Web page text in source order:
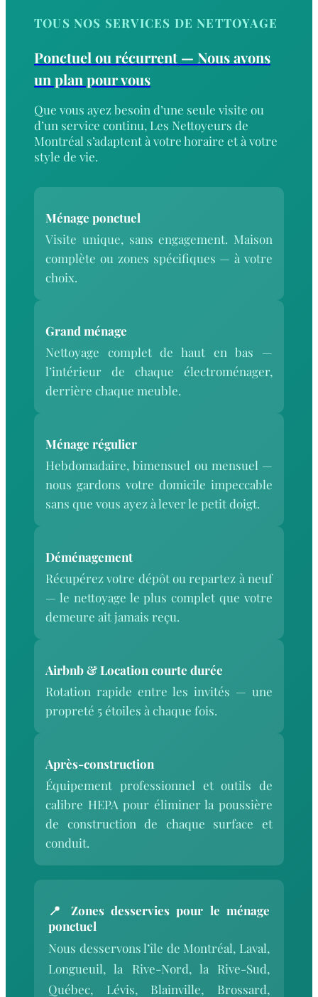
TOUS NOS SERVICES DE NETTOYAGE
Ponctuel ou récurrent — Nous avons
un plan pour vous
Que vous ayez besoin d’une seule visite ou
d’un service continu, Les Nettoyeurs de
Montréal s’adaptent à votre horaire et à votre
style de vie.
Ménage ponctuel
Visite unique, sans engagement. Maison
complète ou zones spécifiques — à votre
choix.
Grand ménage
Nettoyage complet de haut en bas —
l’intérieur de chaque électroménager,
derrière chaque meuble.
Ménage régulier
Hebdomadaire, bimensuel ou mensuel —
nous gardons votre domicile impeccable
sans que vous ayez à lever le petit doigt.
Déménagement
Récupérez votre dépôt ou repartez à neuf
— le nettoyage le plus complet que votre
demeure ait jamais reçu.
Airbnb & Location courte durée
Rotation rapide entre les invités — une
propreté 5 étoiles à chaque fois.
Après-construction
Équipement professionnel et outils de
calibre HEPA pour éliminer la poussière
de construction de chaque surface et
conduit.
📍 Zones desservies pour le ménage
ponctuel
Nous desservons l’île de Montréal, Laval,
Longueuil, la Rive-Nord, la Rive-Sud,
Québec, Lévis, Blainville, Brossard,